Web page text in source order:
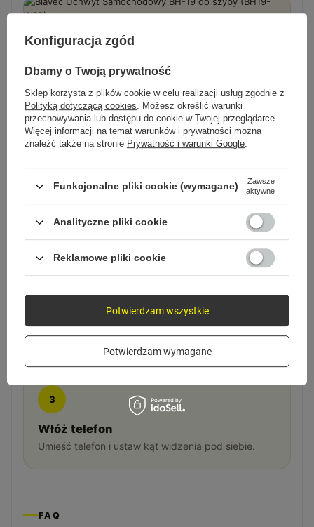
MONTAŻ W 3 KROKACH
Gotowe w kilka sekund
1
Przymocuj do szyby lub deski
Wybierz miejsce i przyłóż podstawę do szyby albo
deski rozdzielczej.
2
Dociśnij i zablokuj
stabilnie.
3
Włóż telefon
Umieść telefon i ustaw kąt widzenia pod siebie.
FAQ
Konfiguracja zgód
Dbamy o Twoją prywatność
Sklep korzysta z plików cookie w celu realizacji usług zgodnie z
Polityką dotyczącą cookies. Możesz określić warunki
przechowywania lub dostępu do cookie w Twojej przeglądarce.
Więcej informacji na temat warunków i prywatności można
znaleźć także na stronie Prywatność i warunki Google.
Funkcjonalne pliki cookie (wymagane)
Zawsze
aktywne
Analityczne pliki cookie
Reklamowe pliki cookie
Potwierdzam wymagane
Potwierdzam wszystkie